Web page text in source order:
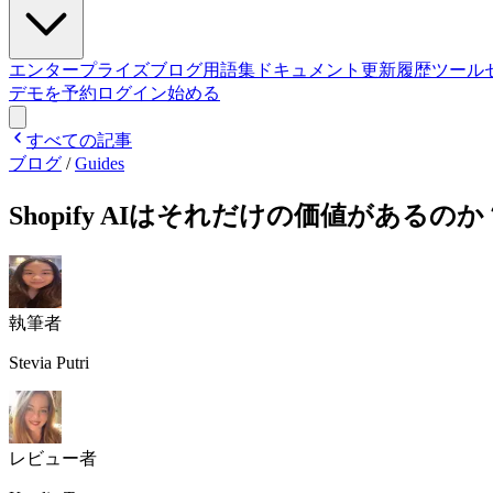
エンタープライズブログ用語集 ドキュメント 更新履歴ツール
デモを予約 ログイン始める
すべての記事
ブログ /Guides
Shopify AIはそれだけの価値があるの
執筆者
Stevia Putri
レビュー者